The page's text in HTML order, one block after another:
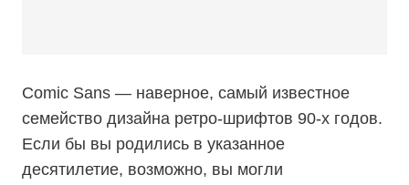
Comic Sans — наверное, самый известное
семейство дизайна ретро-шрифтов 90-х годов.
Если бы вы родились в указанное
десятилетие, возможно, вы могли